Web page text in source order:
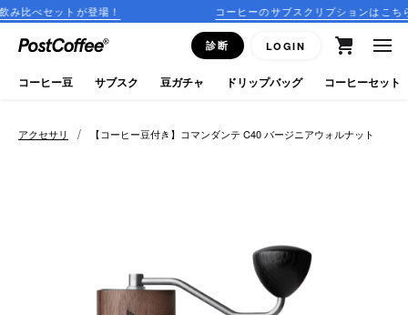
が登場！ コーヒーのサブスクリプションはこちら
診断 LOGIN
close
ログイン
新規会員登録
アクセサリ / 【コーヒー豆付き】コマンダンテ C40 バージニアウォルナット
コーヒー豆 サブスク 豆ガチャ ドリップバッグ コーヒーセット